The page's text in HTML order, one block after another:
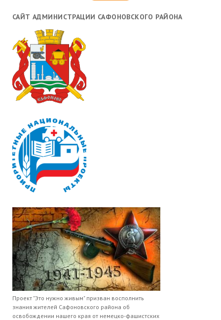
САЙТ АДМИНИСТРАЦИИ САФОНОВСКОГО РАЙОНА
Проект "Это нужно живым" призван восполнить
знания жителей Сафоновского района об
освобождении нашего края от немецко-фашистских